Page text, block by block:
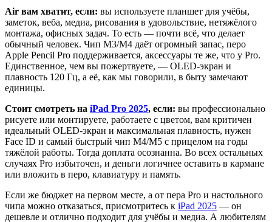
Air вам хватит, если: вы используете планшет для учёбы,
заметок, веба, медиа, рисования в удовольствие, нетяжёлого
монтажа, офисных задач. То есть — почти всё, что делает
обычный человек. Чип M3/M4 даёт огромный запас, перо
Apple Pencil Pro поддерживается, аксессуары те же, что у Pro.
Единственное, чем вы пожертвуете, — OLED-экран и
плавность 120 Гц, а её, как мы говорили, в быту замечают
единицы.
Стоит смотреть на iPad Pro 2025, если: вы профессионально
рисуете или монтируете, работаете с цветом, вам критичен
идеальный OLED-экран и максимальная плавность, нужен
Face ID и самый быстрый чип M4/M5 с прицелом на годы
тяжёлой работы. Тогда доплата осознанна. Во всех остальных
случаях Pro избыточен, и деньги логичнее оставить в кармане
или вложить в перо, клавиатуру и память.
Если же бюджет на первом месте, а от пера Pro и настольного
чипа можно отказаться, присмотритесь к iPad 2025 — он
дешевле и отлично подходит для учёбы и медиа. А любителям